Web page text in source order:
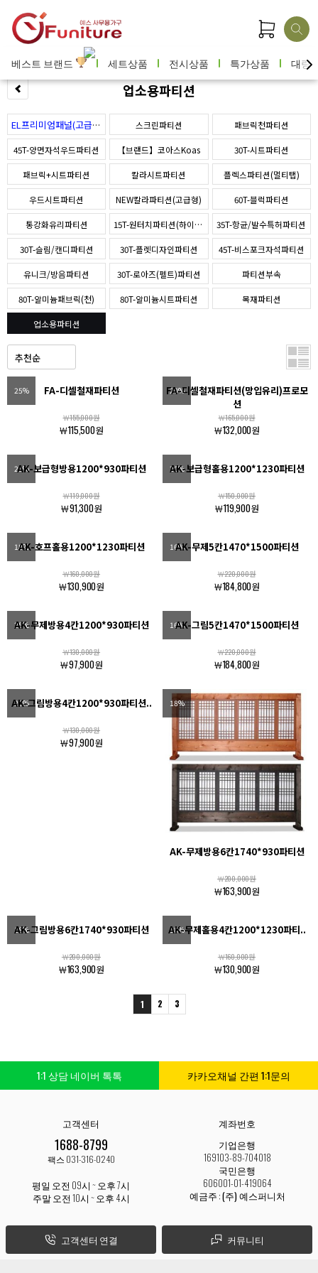
베스트 브랜드 세트상품 전시상품 특가상품 대량
업소용파티션
EL프리미엄패널(고급형) 스크린파티션 패브릭천파티션
45T-양면자석우드파티션 【브랜드】코아스Koas 30T-시트파티션
패브릭+시트파티션 칼라시트파티션 플렉스파티션(멀티탭)
우드시트파티션 NEW칼라파티션(고급형) 60T-블럭파티션
통강화유리파티션 15T-원터치파티션(하이퍼스) 35T-항균/발수특허파티션
30T-슬림/캔디파티션 30T-플렛디자인파티션 45T-비스포크자석파티션
유니크/방음파티션 30T-로아즈(펠트)파티션 파티션부속
80T-알미늄패브릭(천) 80T-알미늄시트파티션 목재파티션
업소용파티션
25% FA-디셀철재파티션
￦155,000원
￦115,500원
20%
FA-디셀철재파티션(망입유리)프로모
션
￦165,000원
￦132,000원
23%
AK-보급형방용1200*930파티션
￦119,000원
￦91,300원
20%
AK-보급형홀용1200*1230파티션
￦150,000원
￦119,900원
18%
AK-호프홀용1200*1230파티션
￦160,000원
￦130,900원
16%
AK-무제5칸1470*1500파티션
￦220,000원
￦184,800원
25%
AK-무제방용4칸1200*930파티션
￦130,000원
￦97,900원
16%
AK-그림5칸1470*1500파티션
￦220,000원
￦184,800원
25%
AK-그림방용4칸1200*930파티션..
￦130,000원
￦97,900원
18%
AK-무제방용6칸1740*930파티션
￦200,000원
￦163,900원
18%
AK-그림방용6칸1740*930파티션
￦200,000원
￦163,900원
18%
AK-무제홀용4칸1200*1230파티..
￦160,000원
￦130,900원
1 2 3
1:1 상담 네이버 톡톡 카카오채널 간편 1:1문의
고객센터
1688-8799
팩스 031-316-0240
평일 오전 09시 ~ 오후 7시
주말 오전 10시 ~ 오후 4시
고객센터 연결
계좌번호
기업은행
169103-89-704018
국민은행
606001-01-419064
예금주 :(주) 예스퍼니처
커뮤니티